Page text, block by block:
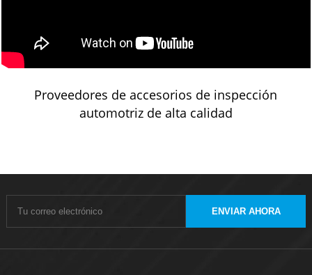
Proveedores de accesorios de inspección
automotriz de alta calidad
ENVIAR AHORA